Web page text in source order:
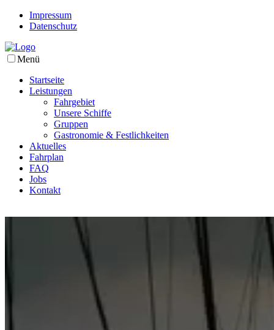
Impressum
Datenschutz
Menü
Startseite
Leistungen
Fahrgebiet
Unsere Schiffe
Gruppen
Gastronomie & Festlichkeiten
Aktuelles
Fahrplan
FAQ
Jobs
Kontakt